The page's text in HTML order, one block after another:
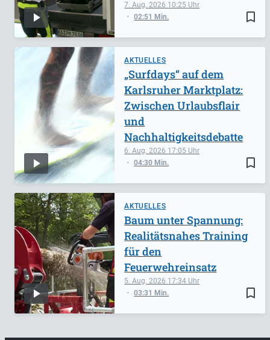
bookmark_border
7. Aug. 2026 10:25
02:51 Min.
AKTUELLES
bookmark_border
6. Aug. 2026 17:05
04:30 Min.
„Surfdays“ auf dem
Karlsruher Marktplatz:
Zwischen Urlaubsflair
und
Nachhaltigkeitsdebatte
AKTUELLES
bookmark_border
5. Aug. 2026 17:34
03:31 Min.
Baum unter Spannung:
Realitätsnahes Training
für den
Feuerwehreinsatz